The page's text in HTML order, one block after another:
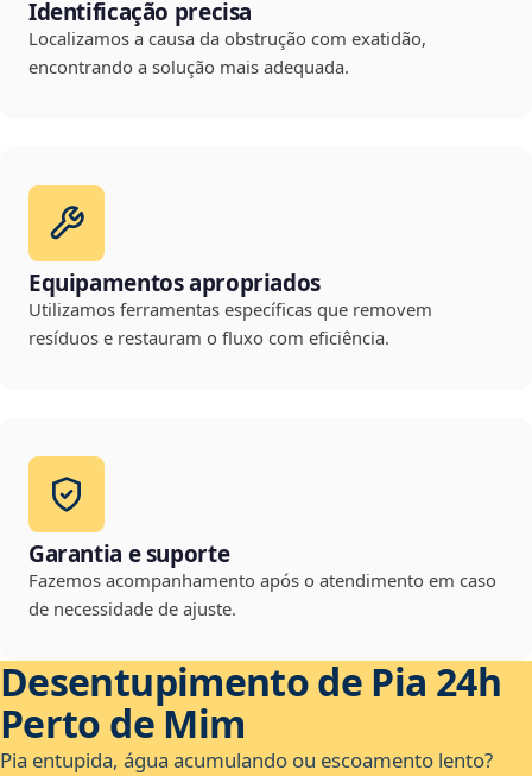
Identificação precisa
Localizamos a causa da obstrução com exatidão,
encontrando a solução mais adequada.
Equipamentos apropriados
Utilizamos ferramentas específicas que removem
resíduos e restauram o fluxo com eficiência.
Garantia e suporte
Fazemos acompanhamento após o atendimento em caso
de necessidade de ajuste.
Desentupimento de Pia 24h
Perto de Mim
Pia entupida, água acumulando ou escoamento lento?